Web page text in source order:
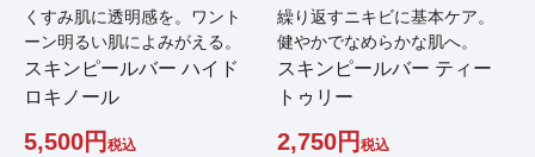
くすみ肌に透明感を。ワント
ーン明るい肌によみがえる。
スキンピールバー ハイド
ロキノール
5,500 税込
繰り返すニキビに基本ケア。
健やかでなめらかな肌へ。
スキンピールバー ティー
トゥリー
2,750 税込